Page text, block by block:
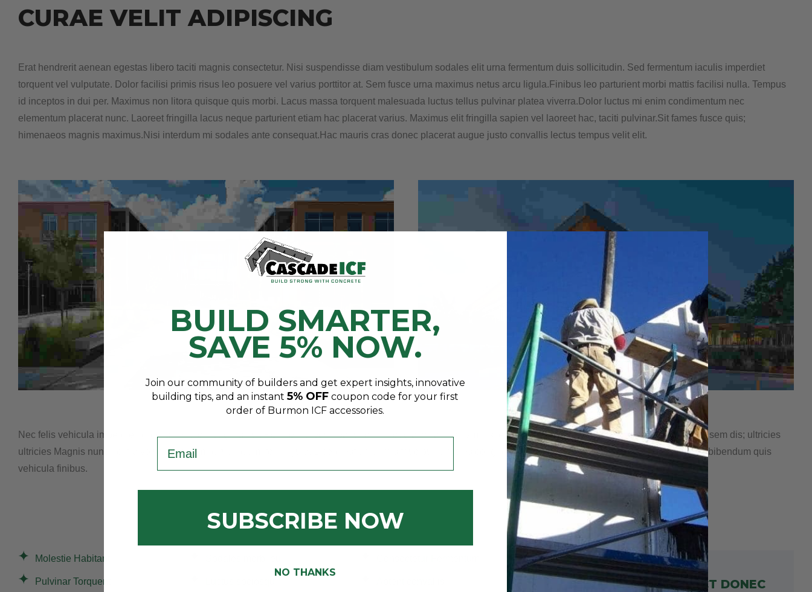
CURAE VELIT ADIPISCING
Erat hendrerit aenean egestas libero taciti magnis consectetur. Nisi suspendisse diam vestibulum sodales elit urna fermentum duis sollicitudin. Sed fermentum iaculis imperdiet
torquent vel vulputate. Dolor facilisi primis risus leo posuere vel varius porttitor at. Sem fusce urna maximus netus arcu ligula.Finibus leo parturient morbi mattis facilisi nulla. Tempus
id inceptos in dui per. Maximus non litora quisque quis morbi. Lacus massa torquent malesuada luctus tellus pulvinar platea viverra.Dolor luctus mi enim condimentum nec
elementum placerat nunc. Laoreet fringilla lacus neque parturient etiam hac placerat varius. Maximus elit fringilla sapien vel laoreet hac, taciti pulvinar.Sit fames fusce quis;
himenaeos magnis maximus.Nisi interdum mi sodales ante consequat.Hac mauris cras donec placerat augue justo convallis lectus tempus velit elit.
Nec felis vehicula imperdiet lobortis hendrerit sagittis dui. Porttitor natoque parturient ut feugiat vivamus nam nisl erat cras. Tristique rhoncus viverra nulla vivamus sem dis; ultricies
ultricies Magnis nunc nostra volutpat nullam purus ipsum; felis ligula. Libero est urna mus faucibus ultricies congue at. Euismod nascetur ultricies lobortis pulvinar bibendum quis
vehicula finibus.
Molestie Habitant
Pulvinar Torquent RIDICULUS LECT DONEC
BUILD SMARTER,
SAVE 5% NOW.
Join our community of builders and get expert insights, innovative
building tips, and an instant5% OFF coupon code for your first
order of Burmon ICF accessories.
SUBSCRIBE NOW
NO THANKS